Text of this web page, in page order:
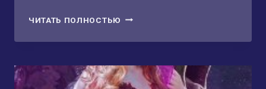
ЧИТАТЬ ПОЛНОСТЬЮ СГИНУВШЕЕ
РОЖДЕНИЕ